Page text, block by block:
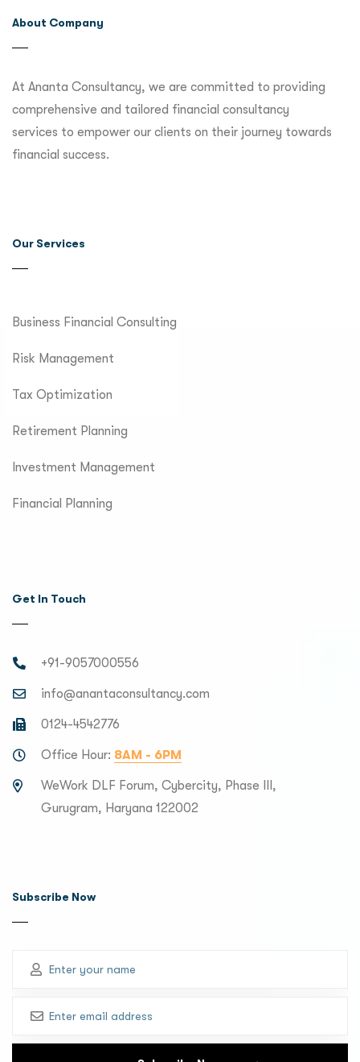
About Company
At Ananta Consultancy, we are committed to providing
comprehensive and tailored financial consultancy
services to empower our clients on their journey towards
financial success.
Our Services
Business Financial Consulting
Risk Management
Tax Optimization
Retirement Planning
Investment Management
Financial Planning
Get In Touch
+91-9057000556
info@anantaconsultancy.com
0124-4542776
Office Hour: 8AM - 6PM
WeWork DLF Forum, Cybercity, Phase III,
Gurugram, Haryana 122002
Subscribe Now